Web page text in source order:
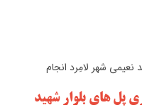
نعیمی شهر لامِرد انجام
پل های بلوار شهيد